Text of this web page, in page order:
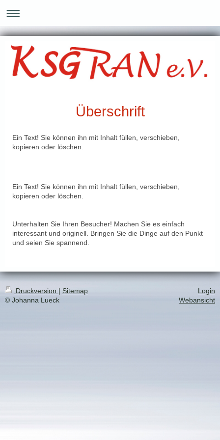
Überschrift
Ein Text! Sie können ihn mit Inhalt füllen, verschieben,
kopieren oder löschen.
Ein Text! Sie können ihn mit Inhalt füllen, verschieben,
kopieren oder löschen.
Unterhalten Sie Ihren Besucher! Machen Sie es einfach
interessant und originell. Bringen Sie die Dinge auf den Punkt
und seien Sie spannend.
Druckversion | Sitemap
© Johanna Lueck
Login
Webansicht